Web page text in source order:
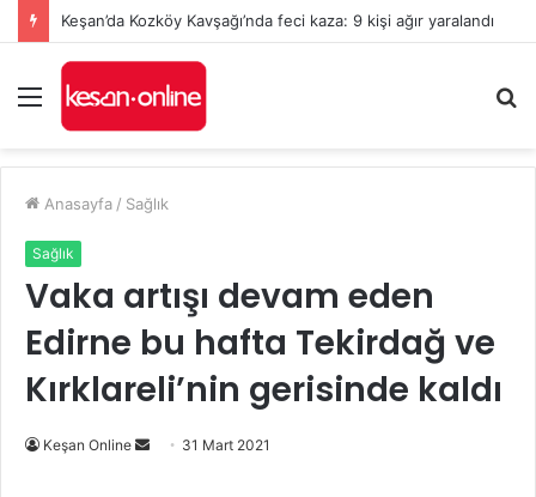
Keşan’da Kozköy Kavşağı’nda feci kaza: 9 kişi ağır yaralandı
Menü
...
Anasayfa / Sağlık
Sağlık
Vaka artışı devam eden
Edirne bu hafta Tekirdağ ve
Kırklareli’nin gerisinde kaldı
Keşan Online
Bir
31 Mart 2021